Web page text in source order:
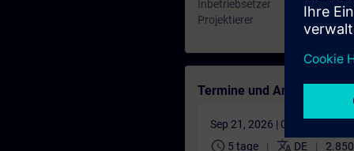
Inbetriebsetzer
Projektierer
Termine und Anmeldung
Sep 21, 2026 | 06:00 AM
schedule 5 tage translate DE